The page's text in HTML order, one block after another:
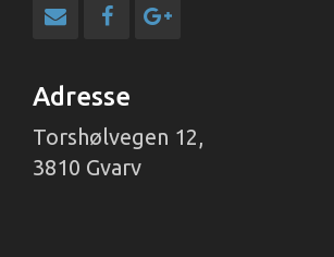
Adresse
Torshølvegen 12,
3810 Gvarv